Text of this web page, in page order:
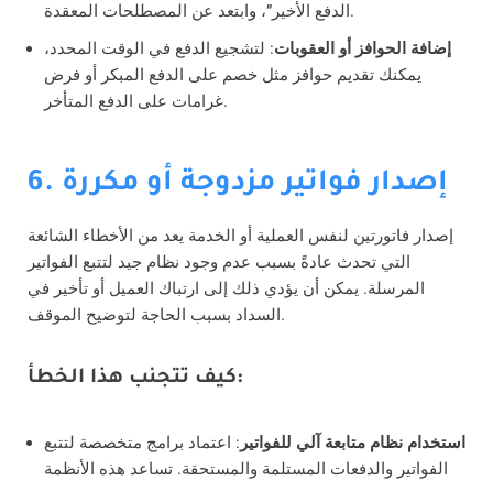
الدفع الأخير”، وابتعد عن المصطلحات المعقدة.
إضافة الحوافز أو العقوبات: لتشجيع الدفع في الوقت المحدد،
يمكنك تقديم حوافز مثل خصم على الدفع المبكر أو فرض
غرامات على الدفع المتأخر.
6. إصدار فواتير مزدوجة أو مكررة
إصدار فاتورتين لنفس العملية أو الخدمة يعد من الأخطاء الشائعة
التي تحدث عادةً بسبب عدم وجود نظام جيد لتتبع الفواتير
المرسلة. يمكن أن يؤدي ذلك إلى ارتباك العميل أو تأخير في
السداد بسبب الحاجة لتوضيح الموقف.
كيف تتجنب هذا الخطأ:
استخدام نظام متابعة آلي للفواتير : اعتماد برامج متخصصة لتتبع
الفواتير والدفعات المستلمة والمستحقة. تساعد هذه الأنظمة